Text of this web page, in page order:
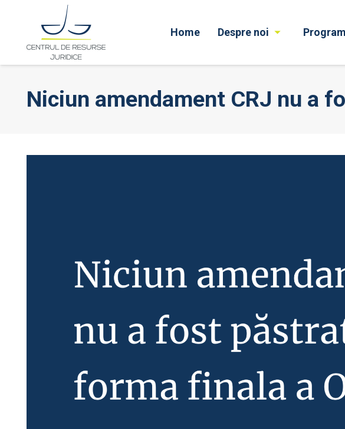
Home Despre noi
Niciun amendament CRJ nu a